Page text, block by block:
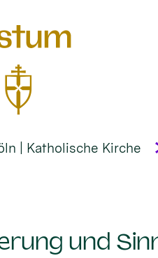
| Katholische Kirche
und